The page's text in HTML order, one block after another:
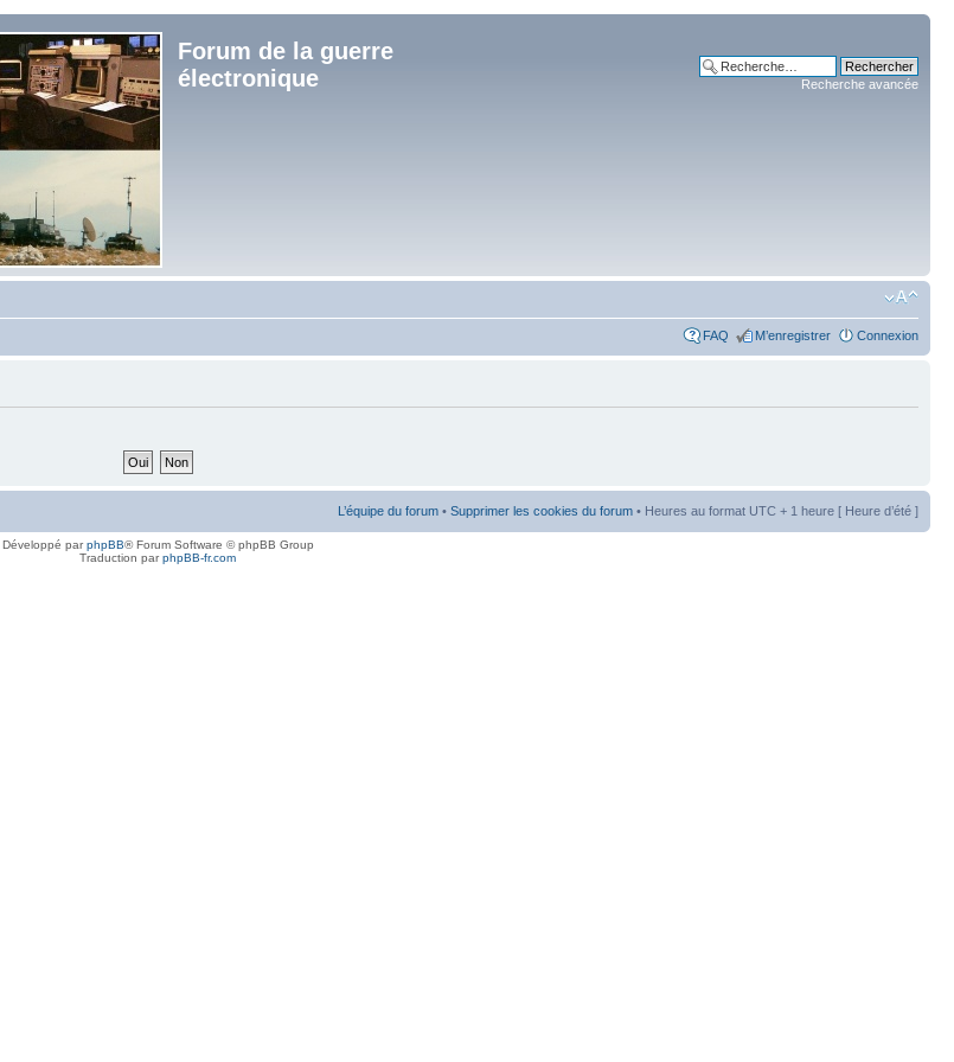
Forum de la guerre
électronique
Recherche avancée
FAQ M’enregistrer Connexion
L’équipe du forum • Supprimer les cookies du forum • Heures au format UTC + 1 heure [ Heure d’été ]
Développé parphpBB® Forum Software © phpBB Group
Traduction parphpBB-fr.com